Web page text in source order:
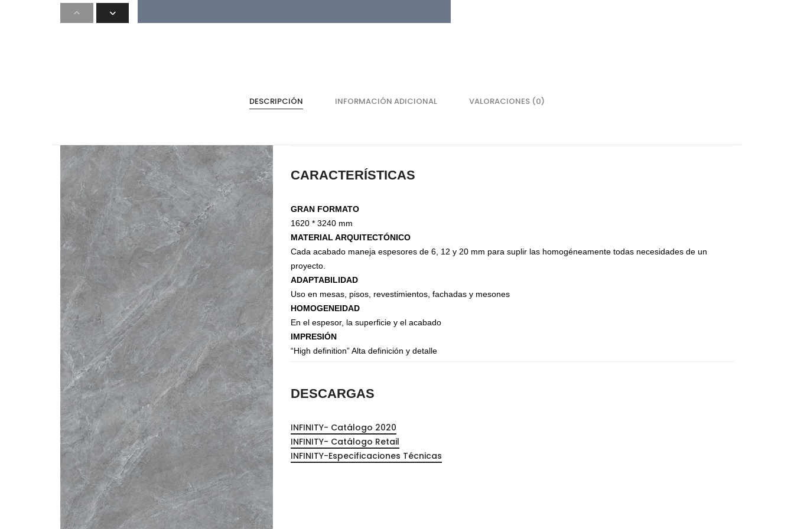
Accesorios de Cocina
Mona
Lina
Nuomi
Wire Cromado
Lavaplatos
Steel
Canecas
Cajones
Magic Box
Magic Box - Interior
Magic Box - Led
Organizadores de HPL
Cubierteros
Accesorios de Closet
Accesorios Monika
Accesorios Riva
Accesorios Deslizables
DESCRIPCIÓN INFORMACIÓN ADICIONAL VALORACIONES (0)
CARACTERÍSTICAS
GRAN FORMATO
1620 * 3240 mm
MATERIAL ARQUITECTÓNICO
Cada acabado maneja espesores de 6, 12 y 20 mm para suplir las homogéneamente todas necesidades de un
proyecto.
ADAPTABILIDAD
Uso en mesas, pisos, revestimientos, fachadas y mesones
HOMOGENEIDAD
En el espesor, la superficie y el acabado
IMPRESIÓN
“High definition” Alta definición y detalle
DESCARGAS
INFINITY- Catálogo 2020
INFINITY- Catálogo Retail
INFINITY-Especificaciones Técnicas